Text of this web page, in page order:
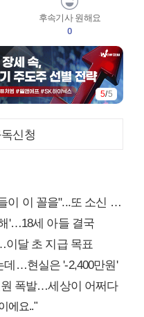
후속기사 원해요
0
5/5
신청
이 꼴을"...또 소신 발언
'…18세 아들 결국
이달 초 지급 목표
데…현실은 '-2,400만원'
폭발…세상이 어쩌다
에요.."